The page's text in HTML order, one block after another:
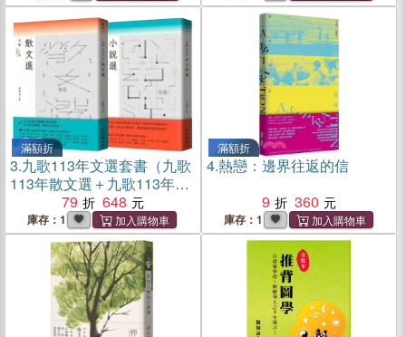
滿額折
3.九歌113年文選套書（九歌
113年散文選＋九歌113年小
79 648
庫存：1
滿額折
4.熱戀：邊界往返的信
9
360
庫存：1